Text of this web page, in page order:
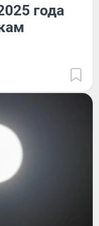
года